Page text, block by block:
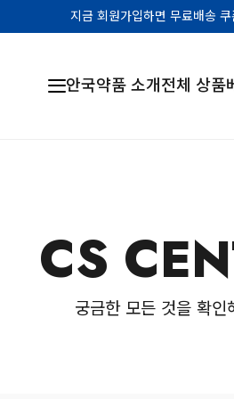
지금 회원가입하면 무료배송
안국약품 소개전체 상품
CS
궁금한 모든 것을 확인